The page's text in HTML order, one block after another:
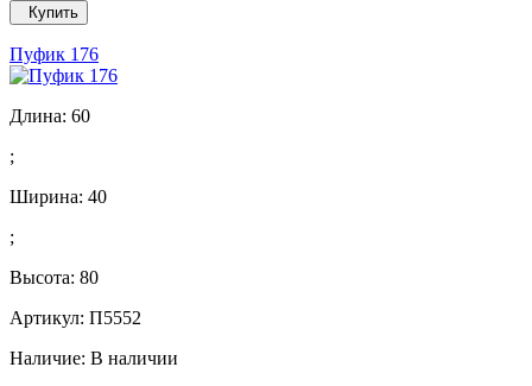
Купить
Пуфик 176
Длина: 60
;
Ширина: 40
;
Высота: 80
Артикул: П5552
Наличие: В наличии